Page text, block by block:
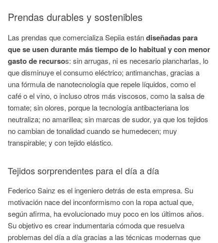
Prendas durables y sostenibles
Las prendas que comercializa Sepiia estándiseñadas para
que se usen durante más tiempo de lo habitual y con menor
gasto de recursos: sin arrugas, ni es necesario plancharlas, lo
que disminuye el consumo eléctrico; antimanchas, gracias a
una fórmula de nanotecnología que repele líquidos, como el
café o el vino, o incluso otros más viscosos, como la salsa de
tomate; sin olores, porque la tecnología antibacteriana los
neutraliza; no amarillea; sin marcas de sudor, ya que los tejidos
no cambian de tonalidad cuando se humedecen; muy
transpirable; y con tejido elástico.
Tejidos sorprendentes para el día a día
Federico Sainz es el ingeniero detrás de esta empresa. Su
motivación nace del inconformismo con la ropa actual que,
según afirma, ha evolucionado muy poco en los últimos años.
Su objetivo es crear indumentaria cómoda que resuelva
problemas del día a día gracias a las técnicas modernas que